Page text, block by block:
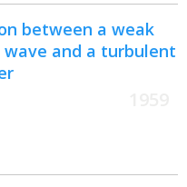
between a weak
wave and a turbulent